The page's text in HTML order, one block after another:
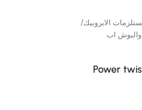
الايروبيك/
اب